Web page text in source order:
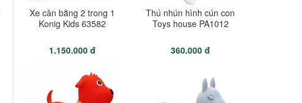
Xe cân bằng 2 trong 1
Konig Kids 63582
1.150.000 đ
Thú nhún hình cún con
Toys house PA1012
360.000 đ